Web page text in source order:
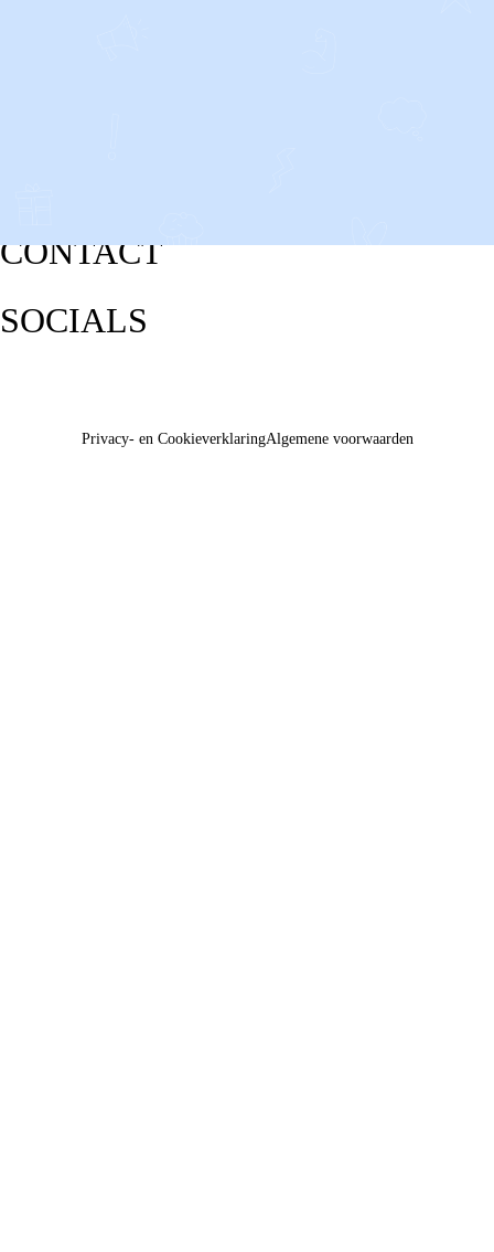
CONTACT
SOCIALS
Privacy- en CookieverklaringAlgemene voorwaarden